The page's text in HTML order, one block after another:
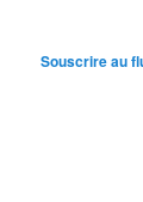
Souscrire au